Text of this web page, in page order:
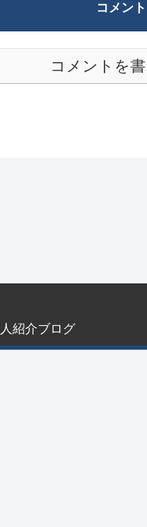
コメント
コメントを
紹介ブログ